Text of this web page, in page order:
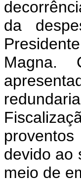
da
Magna.
devido ao
meio de